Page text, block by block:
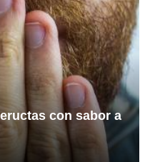
con sabor a